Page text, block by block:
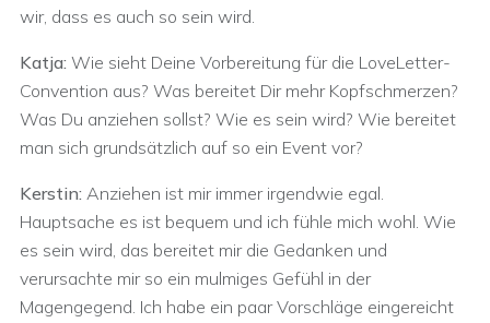
wir, dass es auch so sein wird.
Katja: Wie sieht Deine Vorbereitung für die LoveLetter-
Convention aus? Was bereitet Dir mehr Kopfschmerzen?
Was Du anziehen sollst? Wie es sein wird? Wie bereitet
man sich grundsätzlich auf so ein Event vor?
Kerstin: Anziehen ist mir immer irgendwie egal.
Hauptsache es ist bequem und ich fühle mich wohl. Wie
es sein wird, das bereitet mir die Gedanken und
verursachte mir so ein mulmiges Gefühl in der
Magengegend. Ich habe ein paar Vorschläge eingereicht